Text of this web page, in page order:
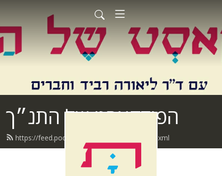
הפודקאסט של התנ״ך
https://feed.podbean.com/biblicaltimes/feed.xml